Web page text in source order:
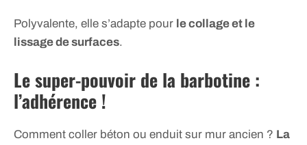
Polyvalente, elle s’adapte pour le collage et le
lissage de surfaces.
Le super-pouvoir de la barbotine :
l’adhérence !
Comment coller béton ou enduit sur mur ancien ? La